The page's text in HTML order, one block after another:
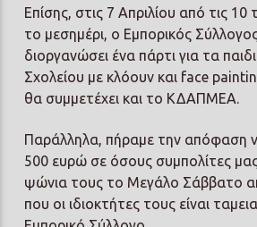
Επίσης, στις 7 Απριλίου από τις
το μεσημέρι, ο Εμπορικός
διοργανώσει ένα πάρτι για τα
Σχολείου με κλόουν και face
θα συμμετέχει και το ΚΔΑΠΜΕΑ.
Παράλληλα, πήραμε την απόφαση
500 ευρώ σε όσους συμπολίτες
ψώνια τους το Μεγάλο Σάββατο
που οι ιδιοκτήτες τους είναι